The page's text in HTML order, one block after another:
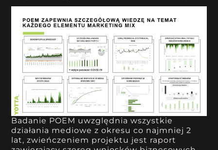
Badanie POEM uwzględnia wszystkie
działania mediowe z okresu co najmniej 2
lat, zwieńczeniem projektu jest raport